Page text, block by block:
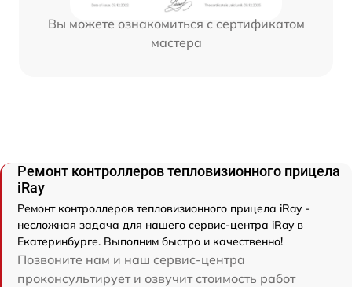
Вы можете ознакомиться с сертификатом
мастера
Ремонт контроллеров тепловизионного прицела
iRay
Ремонт контроллеров тепловизионного прицела iRay -
несложная задача для нашего сервис-центра iRay в
Екатеринбурге. Выполним быстро и качественно!
Позвоните нам и наш сервис-центра
проконсультирует и озвучит стоимость работ